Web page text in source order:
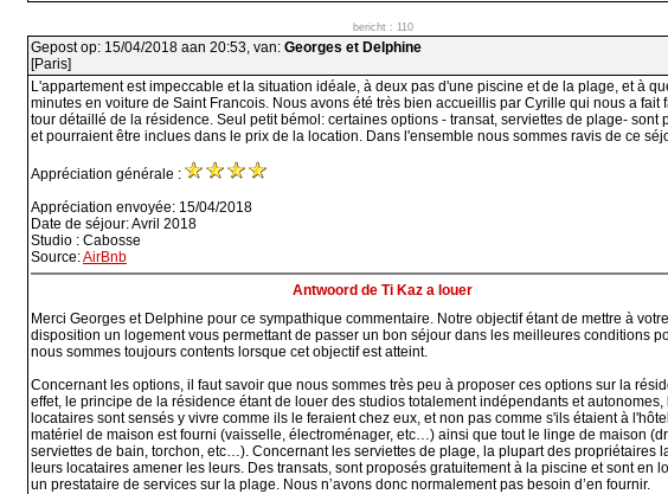
bericht : 110
Gepost op: 15/04/2018 aan 20:53, van: Georges et Delphine
[Paris]
L'appartement est impeccable et la situation idéale, à deux pas d'une piscine et de la plage, et à
minutes en voiture de Saint Francois. Nous avons été très bien accueillis par Cyrille qui nous a fait
tour détaillé de la résidence. Seul petit bémol: certaines options - transat, serviettes de plage- sont
et pourraient être inclues dans le prix de la location. Dans l'ensemble nous sommes ravis de ce
Appréciation générale :
Appréciation envoyée: 15/04/2018
Date de séjour: Avril 2018
Studio : Cabosse
Source:AirBnb
Antwoord de Ti Kaz a louer
Merci Georges et Delphine pour ce sympathique commentaire. Notre objectif étant de mettre à votre
disposition un logement vous permettant de passer un bon séjour dans les meilleures conditions
nous sommes toujours contents lorsque cet objectif est atteint.
Concernant les options, il faut savoir que nous sommes très peu à proposer ces options sur la
effet, le principe de la résidence étant de louer des studios totalement indépendants et autonomes,
locataires sont sensés y vivre comme ils le feraient chez eux, et non pas comme s'ils étaient à
matériel de maison est fourni (vaisselle, électroménager, etc…) ainsi que tout le linge de maison
serviettes de bain, torchon, etc…). Concernant les serviettes de plage, la plupart des propriétaires
leurs locataires amener les leurs. Des transats, sont proposés gratuitement à la piscine et sont en
un prestataire de services sur la plage. Nous n’avons donc normalement pas besoin d’en fournir.